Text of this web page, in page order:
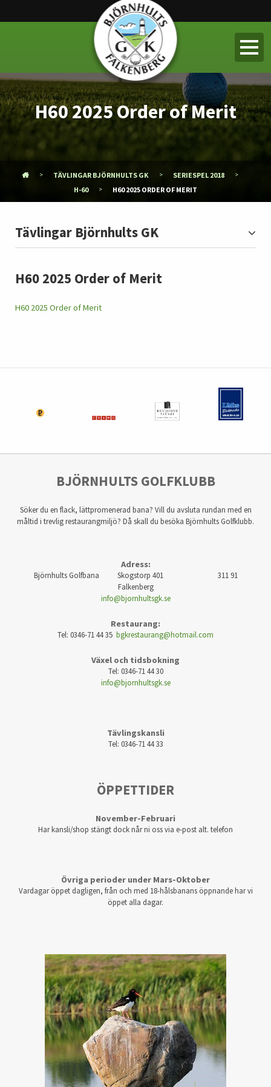
H60 2025 Order of Merit
TÄVLINGAR BJÖRNHULTS GK
SERIESPEL 2018
H-60
H60 2025 ORDER OF MERIT
Tävlingar Björnhults GK
H60 2025 Order of Merit
H60 2025 Order of Merit
BJÖRNHULTS GOLFKLUBB
Söker du en flack, lättpromenerad bana? Vill du avsluta rundan med en
måltid i trevlig restaurangmiljö? Då skall du besöka Björnhults Golfklubb.
Adress:
Björnhults Golfbana Skogstorp 401 311 91
Falkenberg
info@bjornhultsgk.se
Restaurang:
Tel: 0346-71 44 35 bgkrestaurang@hotmail.com
Växel och tidsbokning
Tel: 0346-71 44 30
info@bjornhultsgk.se
Tävlingskansli
Tel: 0346-71 44 33
ÖPPETTIDER
November-Februari
Har kansli/shop stängt dock når ni oss via e-post alt. telefon
Övriga perioder under Mars-Oktober
Vardagar öppet dagligen, från och med 18-hålsbanans öppnande har vi
öppet alla dagar.